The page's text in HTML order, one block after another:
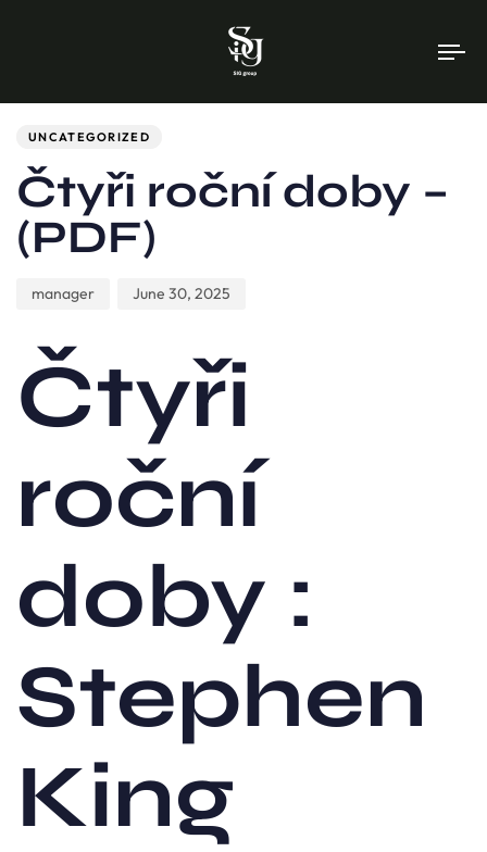
UNCATEGORIZED
Čtyři roční doby –
(PDF)
manager June 30, 2025
Čtyři
roční
doby :
Stephen
King